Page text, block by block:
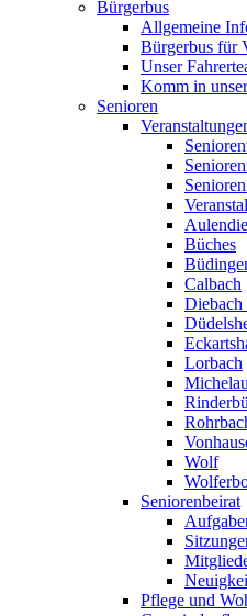
Bürgerbus
Allgemeine
Bürgerbus für
Unser
Komm in
Senioren
Büches
Calbach
Diebach
Lorbach
Michelau
Wolf
Seniorenbeirat
Pflege und